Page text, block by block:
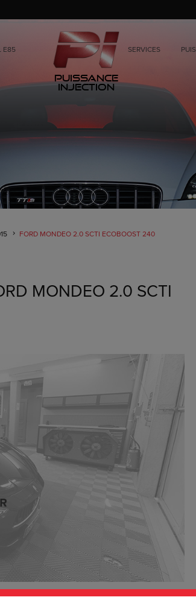
Puissance
Injection
E85 SERVICES
FORD MONDEO 2.0 SCTI ECOBOOST 240
MONDEO 2.0 SCTI